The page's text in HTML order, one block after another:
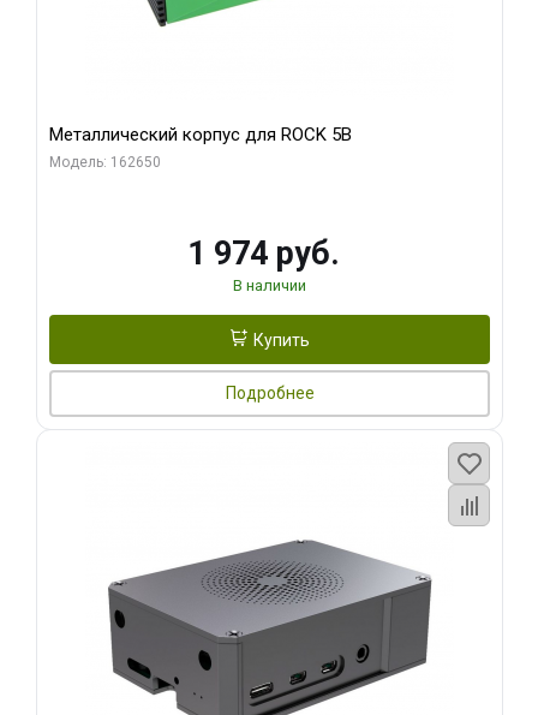
Металлический корпус для ROCK 5B
Модель: 162650
1 974 руб.
В наличии
Купить
Подробнее